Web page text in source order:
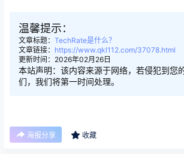
温馨提示：
文章标题： TechRate是什么？
文章链接： https://www.qkl112.com/37078.html
更新时间：2026年02月26日
本站声明：该内容来源于网络，若侵犯到您
们，我们将第一时间处理。
海报分享 收藏